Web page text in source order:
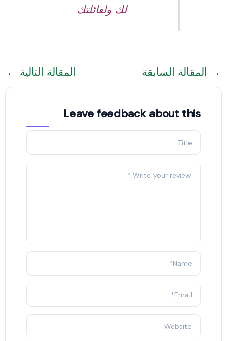
لك ولعائلتك
→ المقالة السابقة المقالة التالية ←
Leave feedback about this